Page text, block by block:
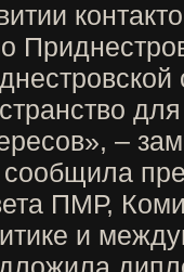
–
сообщила
ПМР,
и